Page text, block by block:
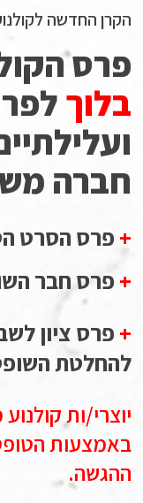
הקרן החדשה
פרס
בלוך
חברה
+ פרס הסרט
+ פרס חבר
+ פרס ציון
להחלטת
יוצרי/ות
באמצעות
ההגשה.